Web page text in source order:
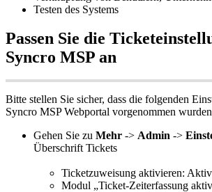
Testen des Systems
Passen Sie die
Syncro MSP an
Bitte stellen Sie sicher, dass die folgenden
Syncro MSP Webportal vorgenommen wurden
Gehen Sie zu Mehr -> Admin ->
Überschrift Tickets
Ticketzuweisung aktivieren:
Modul „Ticket-Zeiterfassung